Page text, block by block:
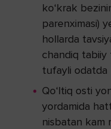
ko‘krak
parenximasi)
hollarda
chandiq tabiiy
tufayli odatda
Qo‘ltiq osti
yordamida
nisbatan kam